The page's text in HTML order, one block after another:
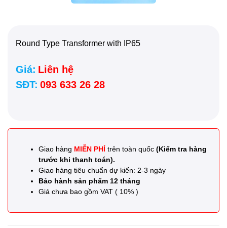
Round Type Transformer with IP65
Giá: Liên hệ
SĐT: 093 633 26 28
Giao hàng MIỄN PHÍ trên toàn quốc (Kiểm tra hàng
trước khi thanh toán).
Giao hàng tiêu chuẩn dự kiến: 2-3 ngày
Bảo hành sản phẩm 12 tháng
Giá chưa bao gồm VAT ( 10% )